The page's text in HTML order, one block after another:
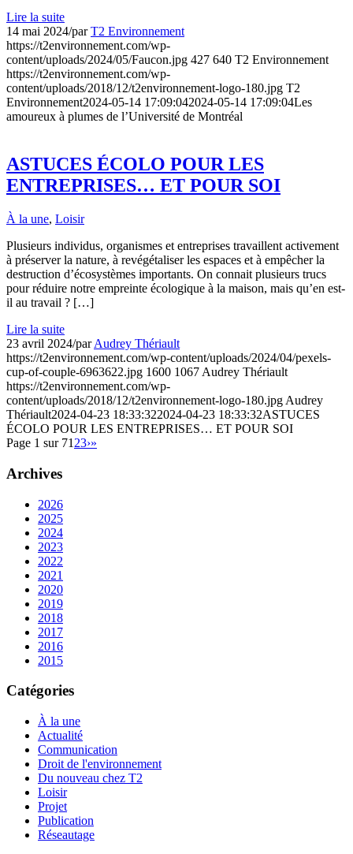
Lire la suite
14 mai 2024/parT2 Environnement
https://t2environnement.com/wp-
content/uploads/2024/05/Faucon.jpg 427 640 T2 Environnement
https://t2environnement.com/wp-
content/uploads/2018/12/t2environnement-logo-180.jpg T2
Environnement2024-05-14 17:09:042024-05-14 17:09:04Les
amoureux à plumes de l’Université de Montréal
ASTUCES ÉCOLO POUR LES
ENTREPRISES… ET POUR SOI
À la une, Loisir
Plusieurs individus, organismes et entreprises travaillent activement
à préserver la nature, à revégétaliser les espaces et à empêcher la
destruction d’écosystèmes importants. On connait plusieurs trucs
pour réduire notre empreinte écologique à la maison, mais qu’en est-
il au travail ? […]
Lire la suite
23 avril 2024/parAudrey Thériault
https://t2environnement.com/wp-content/uploads/2024/04/pexels-
cup-of-couple-6963622.jpg 1600 1067 Audrey Thériault
https://t2environnement.com/wp-
content/uploads/2018/12/t2environnement-logo-180.jpg Audrey
Thériault2024-04-23 18:33:322024-04-23 18:33:32ASTUCES
ÉCOLO POUR LES ENTREPRISES… ET POUR SOI
Page 1 sur 71 23›»
Archives
2026
2025
2024
2023
2022
2021
2020
2019
2018
2017
2016
2015
Catégories
À la une
Actualité
Communication
Droit de l'environnement
Du nouveau chez T2
Loisir
Projet
Publication
Réseautage